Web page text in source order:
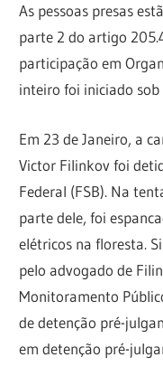
As pessoas presas
parte 2 do artigo
participação em
inteiro foi iniciado
Em 23 de Janeiro, a
Victor Filinkov foi
Federal (FSB). Na
parte dele, foi
elétricos na floresta.
pelo advogado de
Monitoramento
de detenção pré-
em detenção pré-